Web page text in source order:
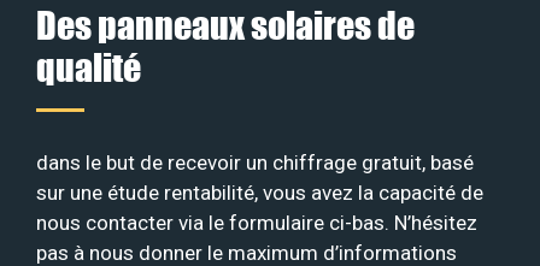
Des panneaux solaires de
qualité
dans le but de recevoir un chiffrage gratuit, basé
sur une étude rentabilité, vous avez la capacité de
nous contacter via le formulaire ci-bas. N’hésitez
pas à nous donner le maximum d’informations